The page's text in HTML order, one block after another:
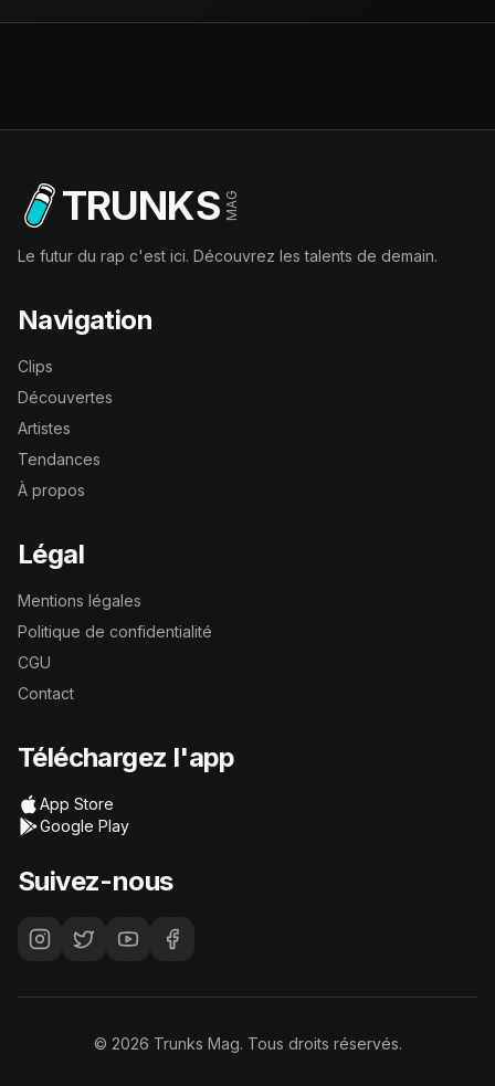
TRUNKS MAG
Le futur du rap c'est ici. Découvrez les talents de demain.
Navigation
Clips
Découvertes
Artistes
Tendances
À propos
Légal
Mentions légales
Politique de confidentialité
CGU
Contact
Téléchargez l'app
App Store
Google Play
Suivez-nous
© 2026 Trunks Mag. Tous droits réservés.